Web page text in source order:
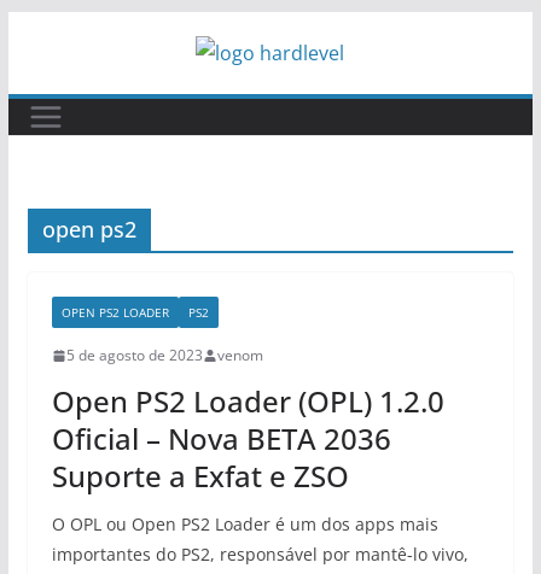
o
conteúdo
open ps2
OPEN PS2 LOADER PS2
5 de agosto de 2023 venom
Open PS2 Loader (OPL) 1.2.0
Oficial – Nova BETA 2036
Suporte a Exfat e ZSO
O OPL ou Open PS2 Loader é um dos apps mais
importantes do PS2, responsável por mantê-lo vivo,